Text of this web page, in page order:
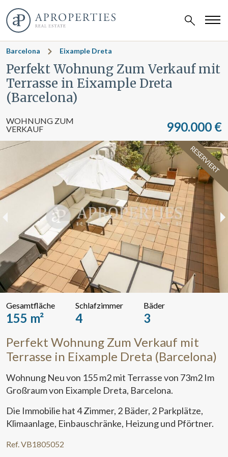
Barcelona Eixample Dreta
Perfekt Wohnung Zum Verkauf mit
Terrasse in Eixample Dreta
(Barcelona)
WOHNUNG ZUM
VERKAUF
990.000 €
RESERVIERT
Gesamtfläche
155 m²
Schlafzimmer
4
Bäder
3
Perfekt Wohnung Zum Verkauf mit
Terrasse in Eixample Dreta (Barcelona)
Wohnung Neu von 155 m2 mit Terrasse von 73m2 Im
Großraum von Eixample Dreta, Barcelona.
Die Immobilie hat 4 Zimmer, 2 Bäder, 2 Parkplätze,
Klimaanlage, Einbauschränke, Heizung und Pförtner.
Ref. VB1805052